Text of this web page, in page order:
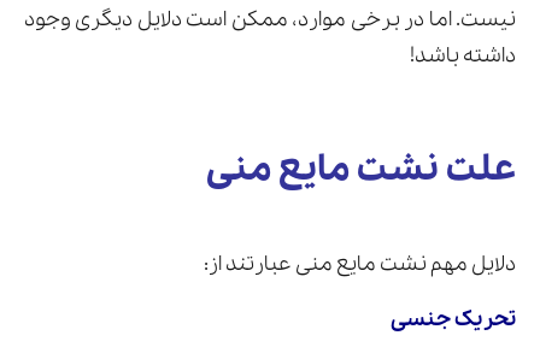
نیست. اما در برخی موارد، ممکن است دلایل دیگری وجود
داشته باشد!
علت نشت مایع منی
دلایل مهم نشت مایع منی عبارتند از:
تحریک جنسی